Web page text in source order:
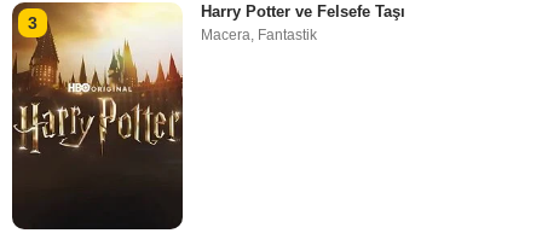
3
Harry Potter ve Felsefe Taşı
Macera Fantastik